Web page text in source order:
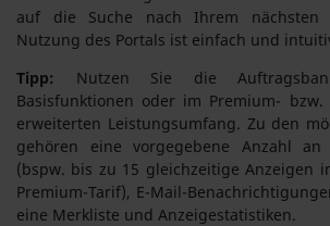
auf die Suche nach Ihrem nächsten
Nutzung des Portals ist einfach und
Tipp:
Nutzen Sie die
Basisfunktionen oder im Premium-
erweiterten Leistungsumfang. Zu den
gehören eine vorgegebene Anzahl an
(bspw. bis zu 15 gleichzeitige Anzeigen
Premium-Tarif), E-Mail-
eine Merkliste und Anzeigestatistiken.